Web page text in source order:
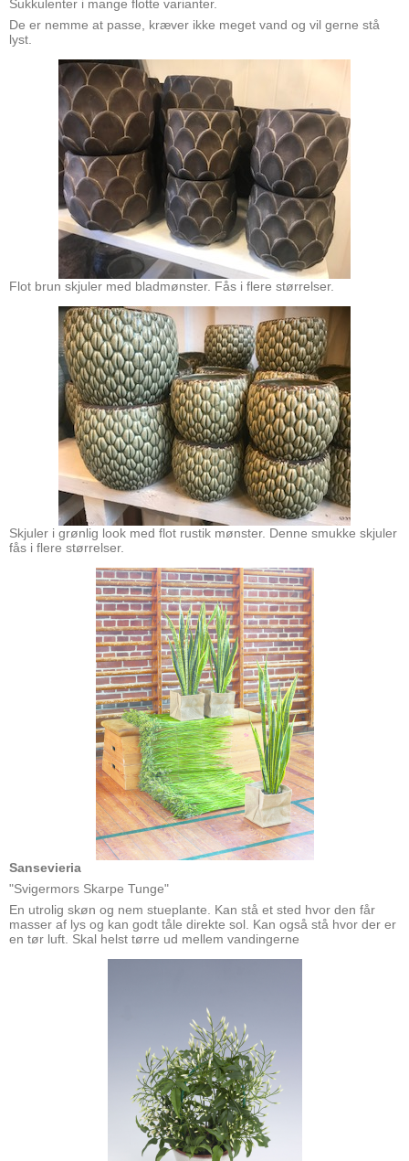
Sukkulenter i mange flotte varianter.
De er nemme at passe, kræver ikke meget vand og vil gerne stå
lyst.
Flot brun skjuler med bladmønster. Fås i flere størrelser.
Skjuler i grønlig look med flot rustik mønster. Denne smukke skjuler
fås i flere størrelser.
Sansevieria
"Svigermors Skarpe Tunge"
En utrolig skøn og nem stueplante. Kan stå et sted hvor den får
masser af lys og kan godt tåle direkte sol. Kan også stå hvor der er
en tør luft. Skal helst tørre ud mellem vandingerne